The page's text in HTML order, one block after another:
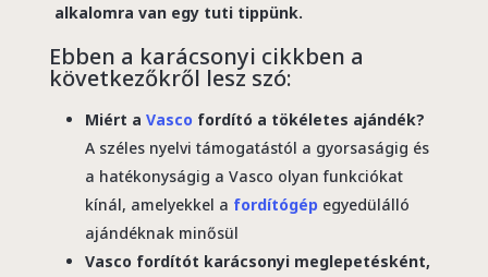
alkalomra van egy tuti tippünk.
Ebben a karácsonyi cikkben a
következőkről lesz szó:
Miért a Vasco fordító a tökéletes ajándék?
A széles nyelvi támogatástól a gyorsaságig és
a hatékonyságig a Vasco olyan funkciókat
kínál, amelyekkel a fordítógép egyedülálló
ajándéknak minősül
Vasco fordítót karácsonyi meglepetésként,